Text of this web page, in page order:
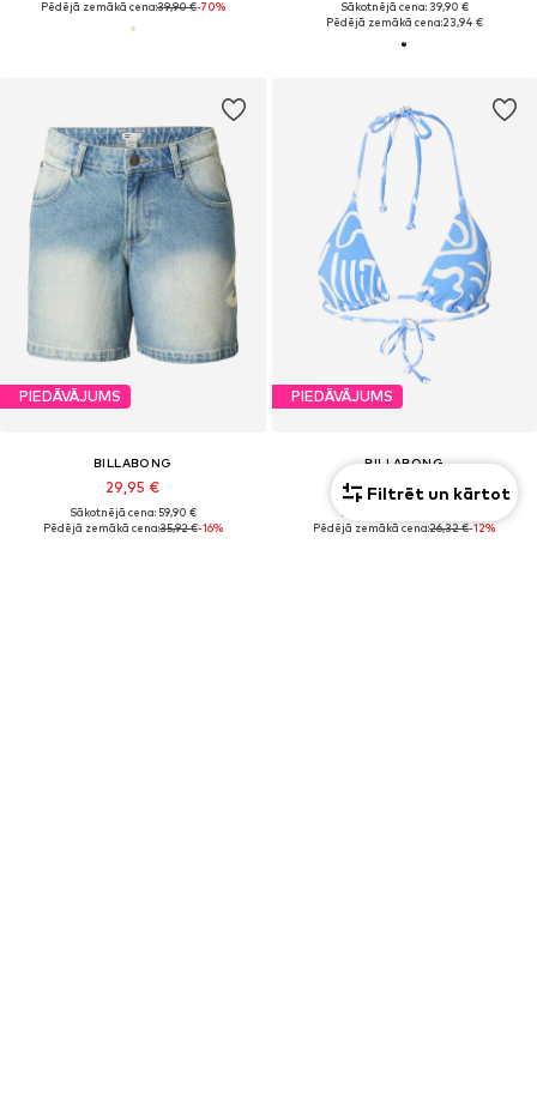
Pēdējā zemākā cena:39,90 €-70%
Sākotnējā cena: 39,90 €
Pēdējā zemākā cena:23,94 €
PIEDĀVĀJUMS
BILLABONG
29,95 €
Sākotnējā cena: 59,90 €
Pēdējā zemākā cena:35,92 €-16%
PIEDĀVĀJUMS
BILLABONG
23,03 €
Pēdējā zemākā cena:26,32 €-12%
Filtrēt un kārtot